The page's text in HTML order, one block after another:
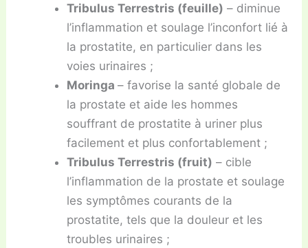
Tribulus Terrestris (feuille) – diminue
l’inflammation et soulage l’inconfort lié à
la prostatite, en particulier dans les
voies urinaires ;
Moringa– favorise la santé globale de
la prostate et aide les hommes
souffrant de prostatite à uriner plus
facilement et plus confortablement ;
Tribulus Terrestris (fruit) – cible
l’inflammation de la prostate et soulage
les symptômes courants de la
prostatite, tels que la douleur et les
troubles urinaires ;